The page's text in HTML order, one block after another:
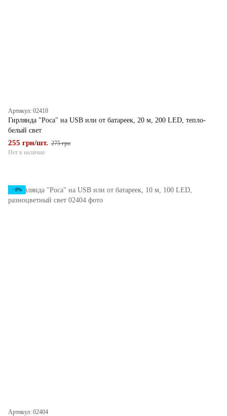
Артикул: 02410
Гирлянда "Роса" на USB или от батареек, 20 м, 200 LED, тепло-
белый свет
255 грн/шт. 275 грн
Нет в наличии
−8%
Артикул: 02404